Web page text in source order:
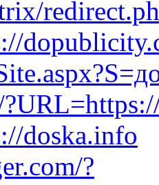
doska.info
?